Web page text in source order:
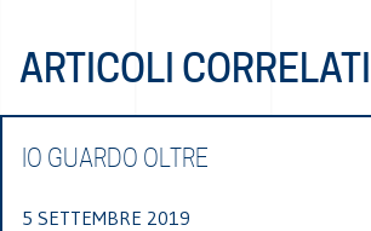
ARTICOLI CORRELATI
IO GUARDO OLTRE
5 SETTEMBRE 2019